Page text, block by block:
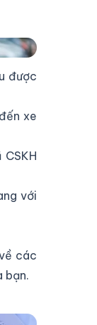
được
xe
với
các
bạn.